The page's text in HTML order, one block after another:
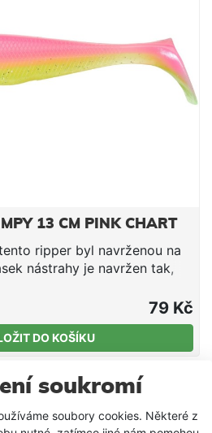
soukromí
soubory cookies. Některé z
13 CM PINK CHART
ripper byl navrženou na
nástrahy je navržen tak,
ocásek silně vibrovat a
Nástraha je vyrobena
materiálu. Obrys nástrahy
Super všestranná nástraha
ale i další dravce.
79 Kč
DO KOŠÍKU